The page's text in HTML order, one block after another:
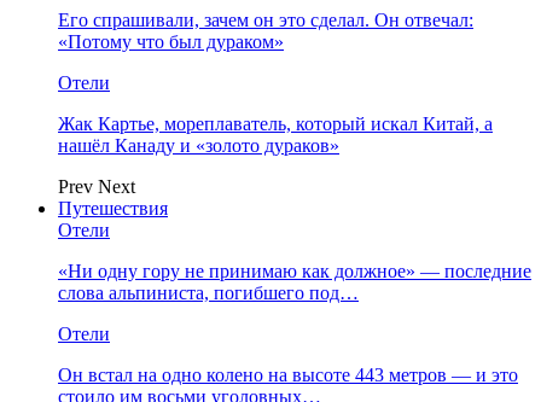
Его спрашивали, зачем он это сделал. Он отвечал:
«Потому что был дураком»
Отели
Жак Картье, мореплаватель, который искал Китай, а
нашёл Канаду и «золото дураков»
Prev Next
Путешествия
Отели
«Ни одну гору не принимаю как должное» — последние
слова альпиниста, погибшего под…
Отели
Он встал на одно колено на высоте 443 метров — и это
стоило им восьми уголовных…